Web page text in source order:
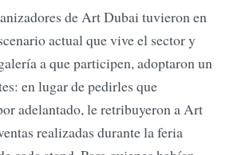
de Art Dubai tuvieron en
actual que vive el sector y
a que participen, adoptaron un
en lugar de pedirles que
adelantado, le retribuyeron a Art
realizadas durante la feria